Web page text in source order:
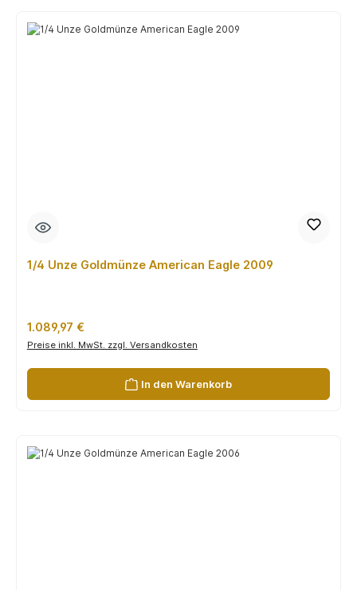
1/4 Unze Goldmünze American Eagle 2009
Regulärer Preis:
1.089,97 €
Preise inkl. MwSt. zzgl. Versandkosten
In den Warenkorb